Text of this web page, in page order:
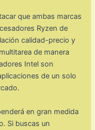
que ambas marcas
Ryzen de
calidad-precio y
de manera
Intel son
de un solo
en gran medida
Si buscas un